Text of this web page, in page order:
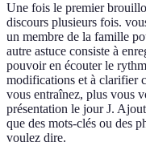
Une fois le premier
discours plusieurs fois.
un membre de la famille
autre astuce consiste à
pouvoir en écouter le
modifications et à clarifier
vous entraînez, plus vous
présentation le jour J.
que des mots-clés ou des
voulez dire.